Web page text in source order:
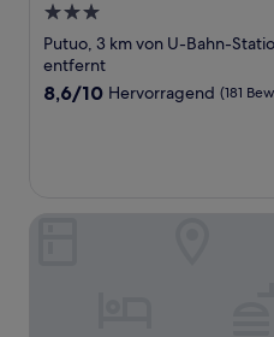
3.0-
Sterne-
Unterkunft
Putuo, 3 km von U-Bahn-
entfernt
8.6
8,6/10 Hervorragend (181